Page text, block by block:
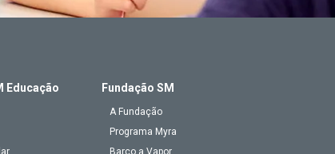
Educação Fundação SM
A Fundação
Programa Myra
Barco a Vapor